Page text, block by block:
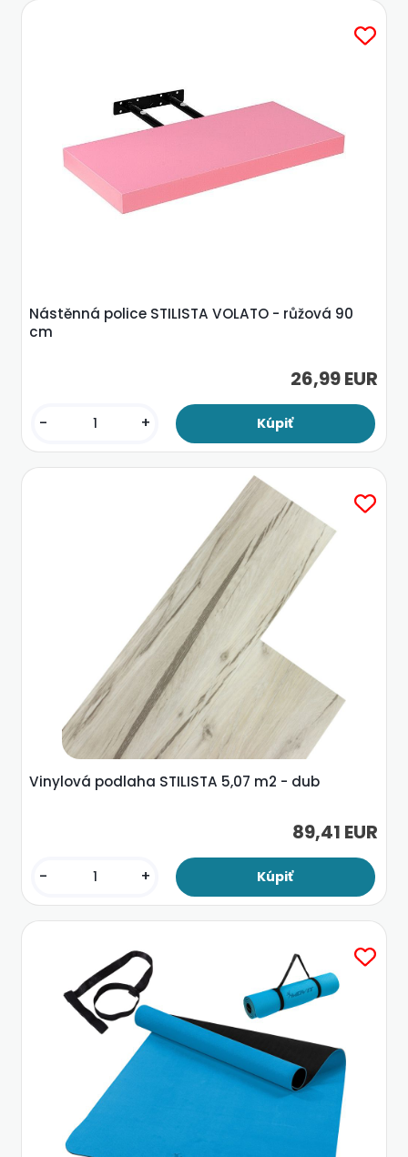
Nástěnná police STILISTA VOLATO - růžová 90
cm
26,99 EUR
- +
Vinylová podlaha STILISTA 5,07 m2 - dub
89,41 EUR
- +